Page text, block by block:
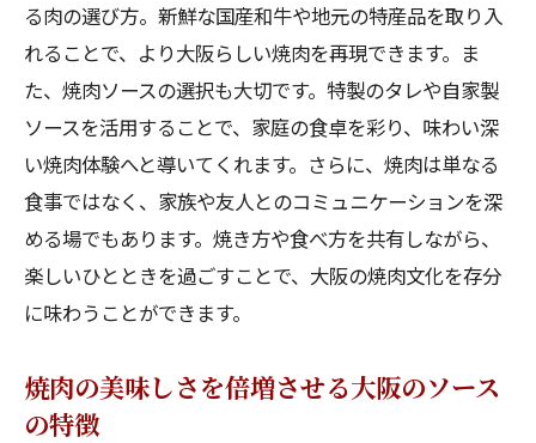
る肉の選び方。新鮮な国産和牛や地元の特産品を取り入
れることで、より大阪らしい焼肉を再現できます。ま
た、焼肉ソースの選択も大切です。特製のタレや自家製
ソースを活用することで、家庭の食卓を彩り、味わい深
い焼肉体験へと導いてくれます。さらに、焼肉は単なる
食事ではなく、家族や友人とのコミュニケーションを深
める場でもあります。焼き方や食べ方を共有しながら、
楽しいひとときを過ごすことで、大阪の焼肉文化を存分
に味わうことができます。
焼肉の美味しさを倍増させる大阪のソース
の特徴